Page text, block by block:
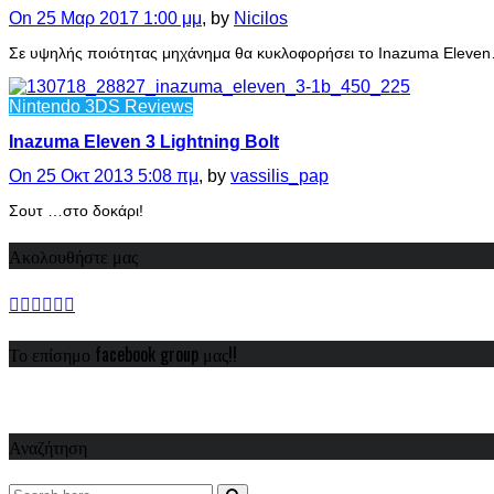
On 25 Μαρ 2017 1:00 μμ, by Nicilos
Σε υψηλής ποιότητας μηχάνημα θα κυκλοφορήσει το Inazuma
Nintendo 3DS Reviews
Inazuma Eleven 3 Lightning Bolt
On 25 Οκτ 2013 5:08 πμ, by vassilis_pap
Σουτ …στο δοκάρι!
Ακολουθήστε μας
Το επίσημο facebook group μας!!
Αναζήτηση